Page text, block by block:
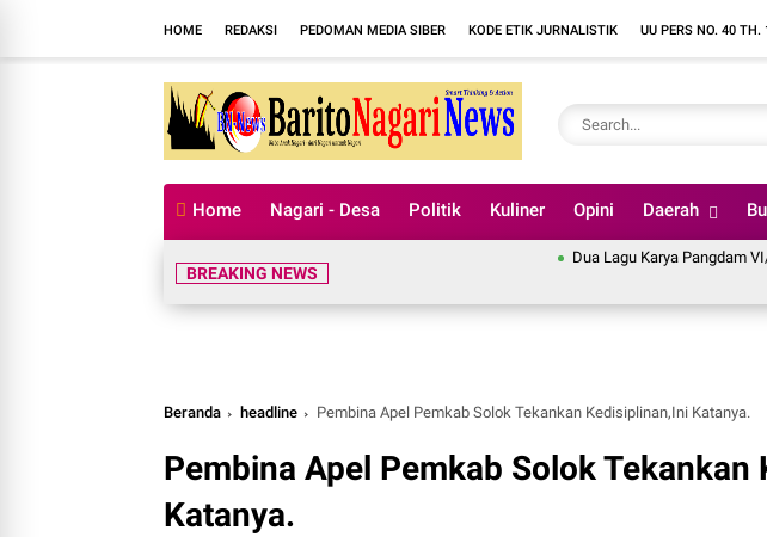
HOME REDAKSI PEDOMAN MEDIA SIBER KODE ETIK JURNALISTIK UU PERS NO. 40 TH.
Home Nagari - Desa Politik Kuliner Opini Daerah
BREAKING NEWS
Dua Lagu Karya Pangdam VI/Mulawarman
Beranda headline Pembina Apel Pemkab Solok Tekankan Kedisiplinan,Ini Katanya.
Pembina Apel Pemkab Solok Tekankan
Katanya.